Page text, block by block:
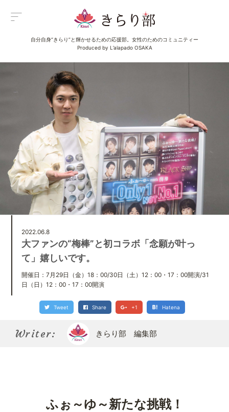
自分自身“きらり”と輝かせるための応援部。女性のためのコミュニティー
Produced by L’alapado OSAKA
2022.06.8
大ファンの“梅棒”と初コラボ「念願が叶っ
て」嬉しいです。
開催日：7月29日（金）18：00/30日（土）12：00・17：00開演/31
日（日）12：00・17：00開演
Tweet Share +1 Hatena
Writer: きらり部 編集部
ふぉ～ゆ～新たな挑戦！
Menu
All Posts 新着一覧
Category イベント
Category グルメ
Category ビューティ
Category エンタメ
Category ライフ
About us きらり部女子について
Kirari bu